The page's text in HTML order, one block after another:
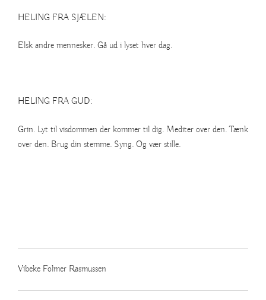
HELING FRA SJÆLEN:
Elsk andre mennesker. Gå ud i lyset hver dag.
HELING FRA GUD:
Grin. Lyt til visdommen der kommer til dig. Mediter over den. Tænk
over den. Brug din stemme. Syng. Og vær stille.
Vibeke Folmer Rasmussen